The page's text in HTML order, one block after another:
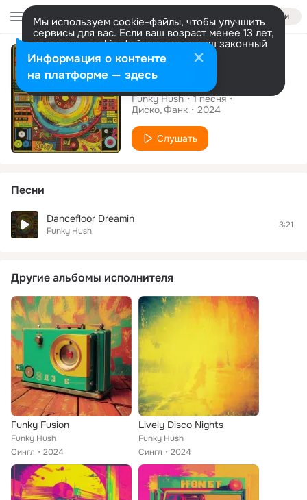
Войти
Мы используем cookie-файлы, чтобы улучшить
сервисы для вас. Если ваш возраст менее 13 лет,
настроить cookie-файлы должен ваш законный
представитель. Больше информации
Разрешить все Настроить
Сингл
Dancefloor Dreamin
Funky Hush 1песня
Диско Фанк 2024
Слушать
Песни
Dancefloor Dreamin
Funky Hush
3:21
Другие альбомы исполнителя
Funky Fusion
Funky Hush
Сингл
2024
Lively Disco Nights
Funky Hush
Сингл
2024
Информация о контенте
на платформе — здесь